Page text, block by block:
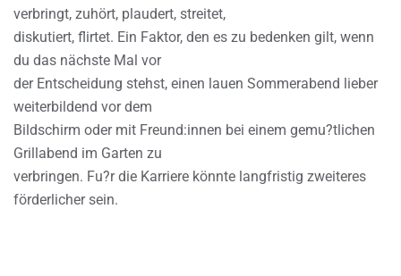
verbringt, zuhört, plaudert, streitet,
diskutiert, flirtet. Ein Faktor, den es zu bedenken gilt, wenn
du das nächste Mal vor
der Entscheidung stehst, einen lauen Sommerabend lieber
weiterbildend vor dem
Bildschirm oder mit Freund:innen bei einem gemu?tlichen
Grillabend im Garten zu
verbringen. Fu?r die Karriere könnte langfristig zweiteres
förderlicher sein.